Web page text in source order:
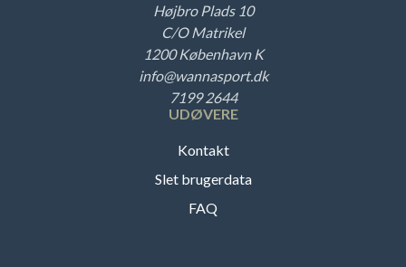
Højbro Plads 10
C/O Matrikel
1200 København K
info@wannasport.dk
7199 2644
UDØVERE
Kontakt
Slet brugerdata
FAQ